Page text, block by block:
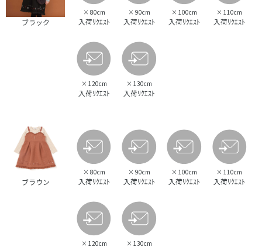
ブラック
× 80cm
入荷ﾘｸｴｽﾄ
× 90cm
入荷ﾘｸｴｽﾄ
× 100cm
入荷ﾘｸｴｽﾄ
× 110cm
入荷ﾘｸｴｽﾄ
× 120cm
入荷ﾘｸｴｽﾄ
× 130cm
入荷ﾘｸｴｽﾄ
ブラウン
× 80cm
入荷ﾘｸｴｽﾄ
× 90cm
入荷ﾘｸｴｽﾄ
× 100cm
入荷ﾘｸｴｽﾄ
× 110cm
入荷ﾘｸｴｽﾄ
× 120cm × 130cm